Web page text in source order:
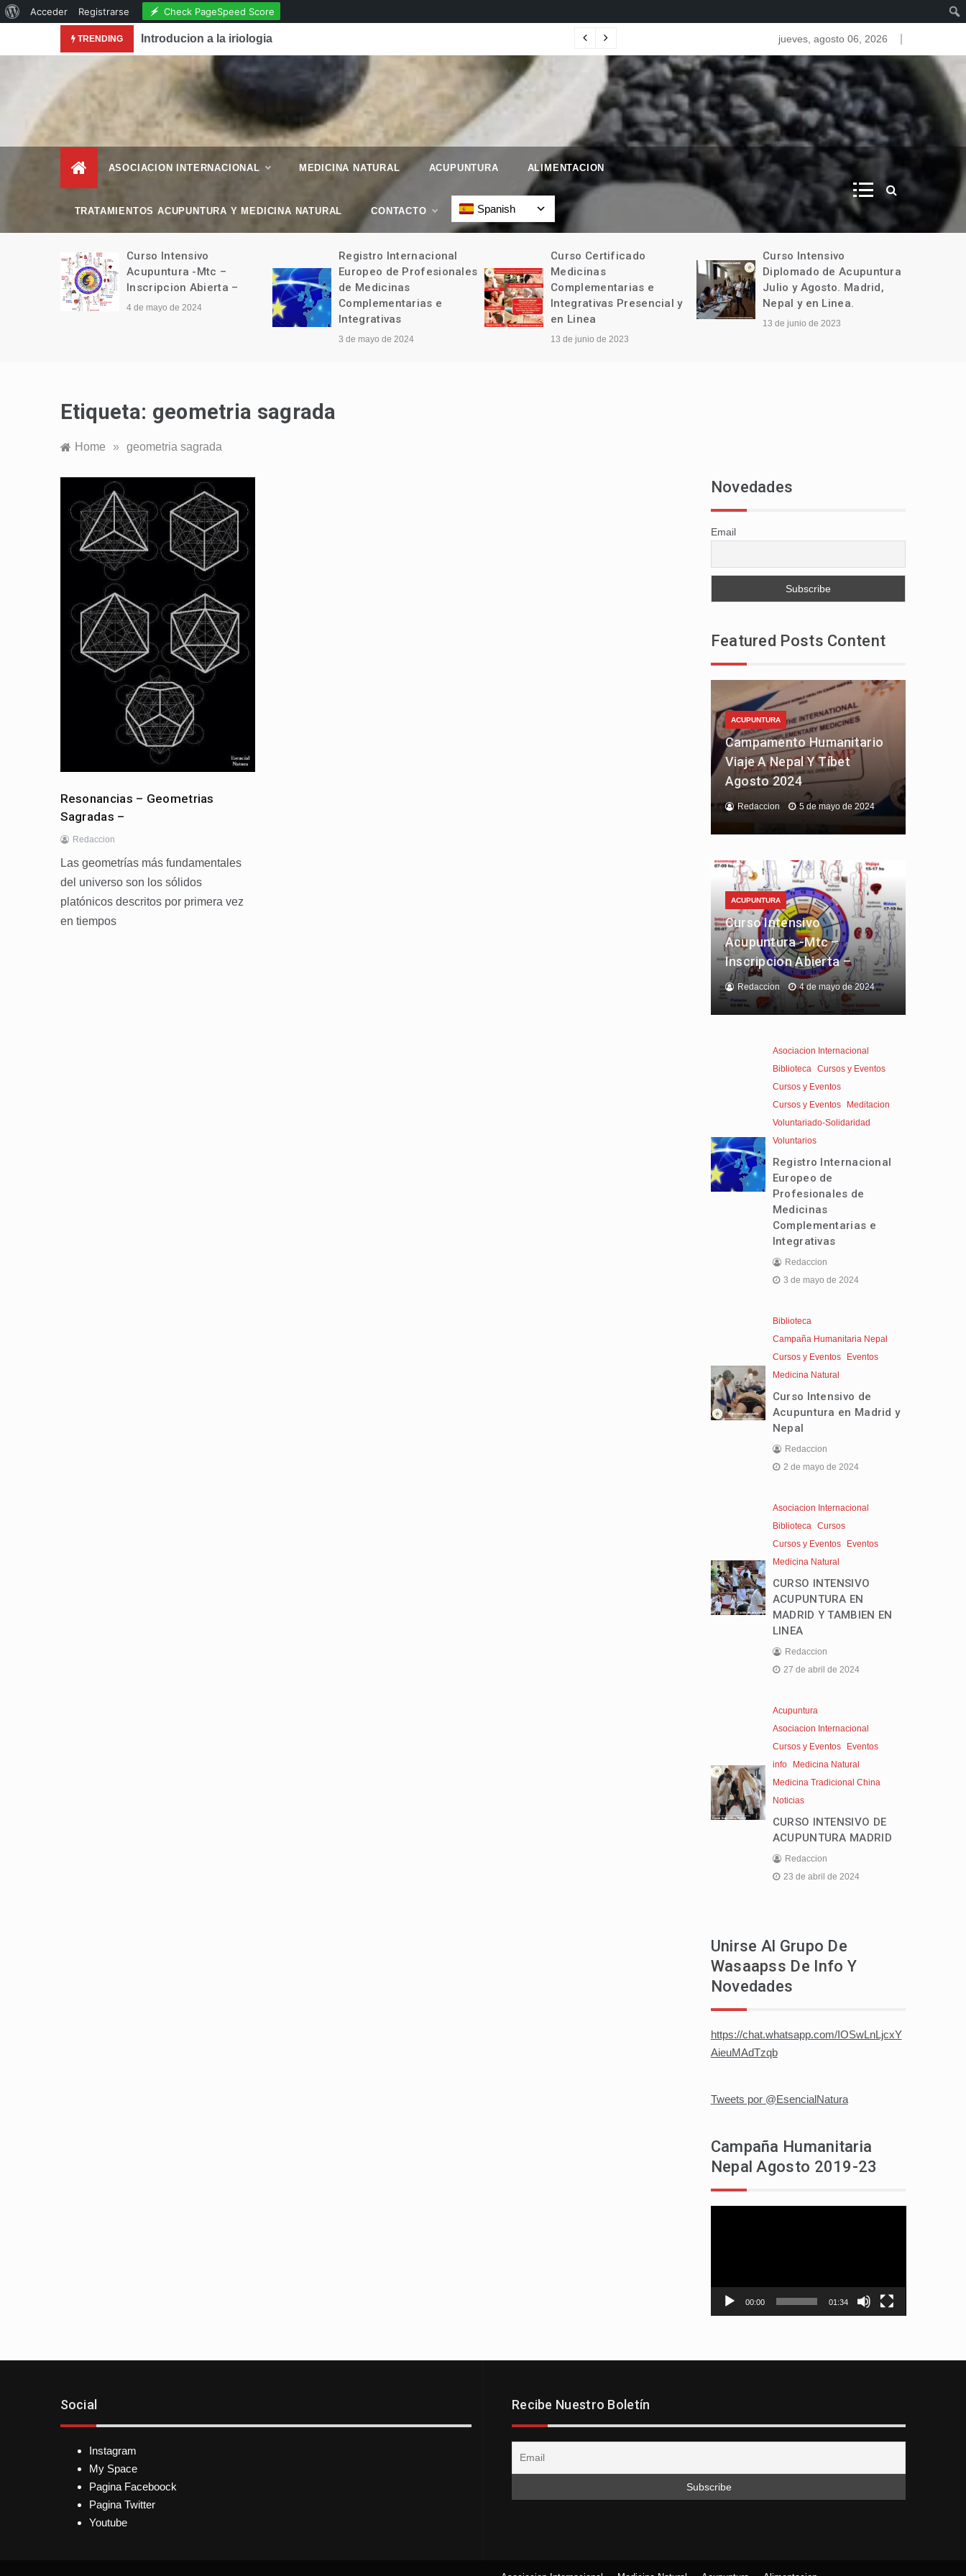
Acerca
WordPress
Acceder Registrarse Check PageSpeed Score
TRENDING
. Reconocimiento de la Acupuntura en la Revista National Geographic.
Introducion a la iriologia jueves, agosto 06, 2026
– Esencial Natura
–
Revista de Vida Natural
ASOCIACION INTERNACIONAL MEDICINA NATURAL ACUPUNTURA ALIMENTACION
TRATAMIENTOS ACUPUNTURA Y MEDICINA NATURAL CONTACTO Spanish
Curso Intensivo
Acupuntura -Mtc –
Inscripcion Abierta –
4 de mayo de 2024
Registro Internacional
Europeo de Profesionales
de Medicinas
Complementarias e
Integrativas
3 de mayo de 2024
Curso Certificado
Medicinas
Complementarias e
Integrativas Presencial y
en Linea
13 de junio de 2023
Curso Intensivo
Diplomado de Acupuntura
Julio y Agosto. Madrid,
Nepal y en Linea.
13 de junio de 2023
Etiqueta: geometria sagrada
Home » geometria sagrada
Resonancias – Geometrias
Sagradas –
Redaccion
Las geometrías más fundamentales
del universo son los sólidos
platónicos descritos por primera vez
en tiempos
Novedades
Email
Featured Posts Content
ACUPUNTURA
Campamento Humanitario
Viaje A Nepal Y Tíbet
Agosto 2024
Redaccion 5 de mayo de 2024
ACUPUNTURA
Curso Intensivo
Acupuntura -Mtc –
Inscripcion Abierta –
Redaccion 4 de mayo de 2024
Asociacion Internacional
Biblioteca Cursos y Eventos
Cursos y Eventos
Cursos y Eventos
Meditacion
Voluntariado-Solidaridad
Voluntarios
Registro Internacional
Europeo de
Profesionales de
Medicinas
Complementarias e
Integrativas
Redaccion
3 de mayo de 2024
Biblioteca
Campaña Humanitaria Nepal
Cursos y Eventos
Eventos
Medicina Natural
Curso Intensivo de
Acupuntura en Madrid y
Nepal
Redaccion
2 de mayo de 2024
Asociacion Internacional
Biblioteca Cursos
Cursos y Eventos
Eventos
Medicina Natural
CURSO INTENSIVO
ACUPUNTURA EN
MADRID Y TAMBIEN EN
LINEA
Redaccion
27 de abril de 2024
Acupuntura
Asociacion Internacional
Cursos y Eventos
Eventos
info
Medicina Natural
Medicina Tradicional China
Noticias
CURSO INTENSIVO DE
ACUPUNTURA MADRID
Redaccion
23 de abril de 2024
Unirse Al Grupo De
Wasaapss De Info Y
Novedades
https://chat.whatsapp.com/IOSwLnLjcxY
AieuMAdTzqb
Tweets por @EsencialNatura
Campaña Humanitaria
Nepal Agosto 2019-23
00:00 01:34
Social
Instagram
My Space
Pagina Faceboock
Pagina Twitter
Youtube
Recibe Nuestro Boletín